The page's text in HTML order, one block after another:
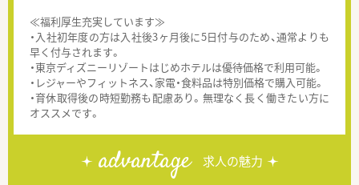
≪福利厚生充実しています≫
・入社初年度の方は入社後3ヶ月後に5日付与のため、通常よりも
早く付与されます。
・東京ディズニーリゾートはじめホテルは優待価格で利用可能。
・レジャーやフィットネス、家電・食料品は特別価格で購入可能。
・育休取得後の時短勤務も配慮あり。無理なく長く働きたい方に
オススメです。
advantage 求人の魅力